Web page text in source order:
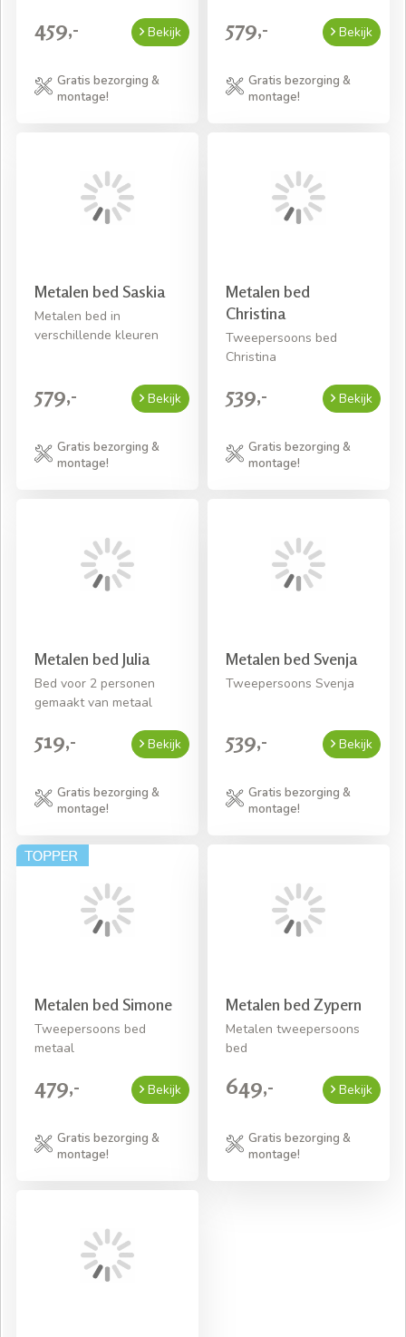
459,- Bekijk
Gratis bezorging &
montage!
579,- Bekijk
Gratis bezorging &
montage!
Metalen bed Saskia
Metalen bed in
verschillende kleuren
579,- Bekijk
Gratis bezorging &
montage!
Metalen bed
Christina
Tweepersoons bed
Christina
539,- Bekijk
Gratis bezorging &
montage!
Metalen bed Julia
Bed voor 2 personen
gemaakt van metaal
519,- Bekijk
Gratis bezorging &
montage!
Metalen bed Svenja
Tweepersoons Svenja
539,- Bekijk
Gratis bezorging &
montage!
Metalen bed Simone
Tweepersoons bed
metaal
479,- Bekijk
Gratis bezorging &
montage!
Metalen bed Zypern
Metalen tweepersoons
bed
649,- Bekijk
Gratis bezorging &
montage!